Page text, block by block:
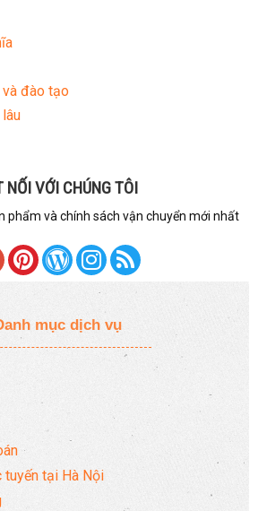
và đào tạo
NỐI VỚI CHÚNG TÔI
phẩm và chính sách vận chuyển mới nhất
mục dịch vụ
tuyến tại Hà Nội